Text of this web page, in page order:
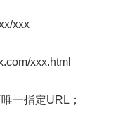
xxx
xxx.html
一指定URL；